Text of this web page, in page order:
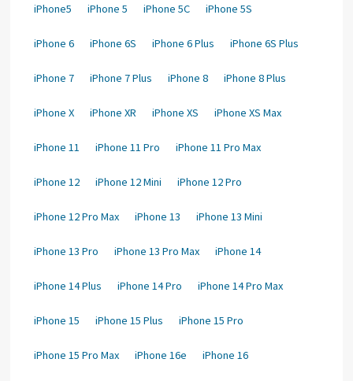
iPhone5 iPhone 5 iPhone 5C iPhone 5S
iPhone 6 iPhone 6S iPhone 6 Plus iPhone 6S Plus
iPhone 7 iPhone 7 Plus iPhone 8 iPhone 8 Plus
iPhone X iPhone XR iPhone XS iPhone XS Max
iPhone 11 iPhone 11 Pro iPhone 11 Pro Max
iPhone 12 iPhone 12 Mini iPhone 12 Pro
iPhone 12 Pro Max iPhone 13 iPhone 13 Mini
iPhone 13 Pro iPhone 13 Pro Max iPhone 14
iPhone 14 Plus iPhone 14 Pro iPhone 14 Pro Max
iPhone 15 iPhone 15 Plus iPhone 15 Pro
iPhone 15 Pro Max iPhone 16e iPhone 16